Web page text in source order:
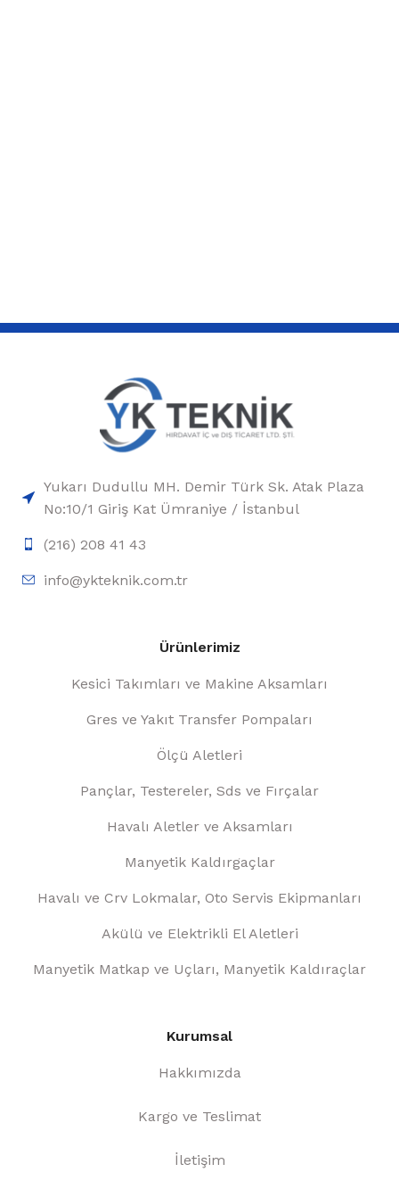
Yukarı Dudullu MH. Demir Türk Sk. Atak Plaza
No:10/1 Giriş Kat Ümraniye / İstanbul
(216) 208 41 43
info@ykteknik.com.tr
Ürünlerimiz
Kesici Takımları ve Makine Aksamları
Gres ve Yakıt Transfer Pompaları
Ölçü Aletleri
Pançlar, Testereler, Sds ve Fırçalar
Havalı Aletler ve Aksamları
Manyetik Kaldırgaçlar
Havalı ve Crv Lokmalar, Oto Servis Ekipmanları
Akülü ve Elektrikli El Aletleri
Manyetik Matkap ve Uçları, Manyetik Kaldıraçlar
Kurumsal
Hakkımızda
Kargo ve Teslimat
İletişim